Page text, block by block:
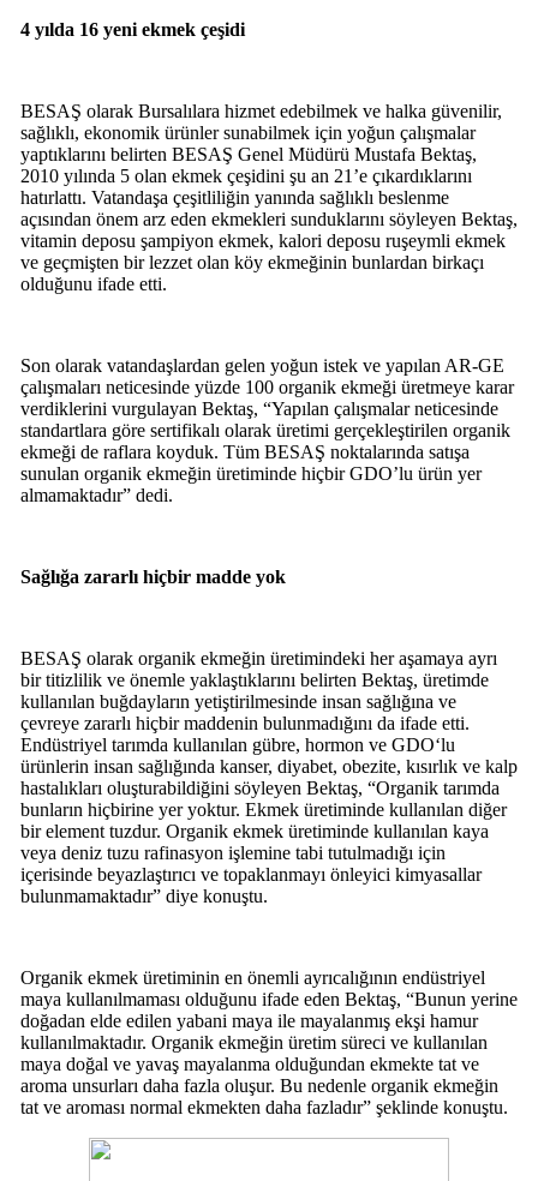
4 yılda 16 yeni ekmek çeşidi
BESAŞ olarak Bursalılara hizmet edebilmek ve halka güvenilir,
sağlıklı, ekonomik ürünler sunabilmek için yoğun çalışmalar
yaptıklarını belirten BESAŞ Genel Müdürü Mustafa Bektaş,
2010 yılında 5 olan ekmek çeşidini şu an 21’e çıkardıklarını
hatırlattı. Vatandaşa çeşitliliğin yanında sağlıklı beslenme
açısından önem arz eden ekmekleri sunduklarını söyleyen Bektaş,
vitamin deposu şampiyon ekmek, kalori deposu ruşeymli ekmek
ve geçmişten bir lezzet olan köy ekmeğinin bunlardan birkaçı
olduğunu ifade etti.
Son olarak vatandaşlardan gelen yoğun istek ve yapılan AR-GE
çalışmaları neticesinde yüzde 100 organik ekmeği üretmeye karar
verdiklerini vurgulayan Bektaş, “Yapılan çalışmalar neticesinde
standartlara göre sertifikalı olarak üretimi gerçekleştirilen organik
ekmeği de raflara koyduk. Tüm BESAŞ noktalarında satışa
sunulan organik ekmeğin üretiminde hiçbir GDO’lu ürün yer
almamaktadır” dedi.
Sağlığa zararlı hiçbir madde yok
BESAŞ olarak organik ekmeğin üretimindeki her aşamaya ayrı
bir titizlilik ve önemle yaklaştıklarını belirten Bektaş, üretimde
kullanılan buğdayların yetiştirilmesinde insan sağlığına ve
çevreye zararlı hiçbir maddenin bulunmadığını da ifade etti.
Endüstriyel tarımda kullanılan gübre, hormon ve GDO‘lu
ürünlerin insan sağlığında kanser, diyabet, obezite, kısırlık ve kalp
hastalıkları oluşturabildiğini söyleyen Bektaş, “Organik tarımda
bunların hiçbirine yer yoktur. Ekmek üretiminde kullanılan diğer
bir element tuzdur. Organik ekmek üretiminde kullanılan kaya
veya deniz tuzu rafinasyon işlemine tabi tutulmadığı için
içerisinde beyazlaştırıcı ve topaklanmayı önleyici kimyasallar
bulunmamaktadır” diye konuştu.
Organik ekmek üretiminin en önemli ayrıcalığının endüstriyel
maya kullanılmaması olduğunu ifade eden Bektaş, “Bunun yerine
doğadan elde edilen yabani maya ile mayalanmış ekşi hamur
kullanılmaktadır. Organik ekmeğin üretim süreci ve kullanılan
maya doğal ve yavaş mayalanma olduğundan ekmekte tat ve
aroma unsurları daha fazla oluşur. Bu nedenle organik ekmeğin
tat ve aroması normal ekmekten daha fazladır” şeklinde konuştu.